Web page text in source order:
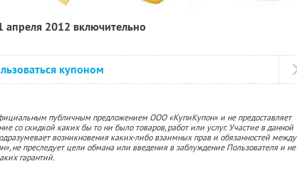
апреля 2012 включительно
купоном
публичным предложением ООО «КупиКупон» и не предоставляет
со скидкой каких бы то ни было товаров, работ или услуг. Участие в данной
возникновения каких-либо взаимных прав и обязанностей между
не преследует цели обмана или введения в заблуждение Пользователя и не
гарантий.